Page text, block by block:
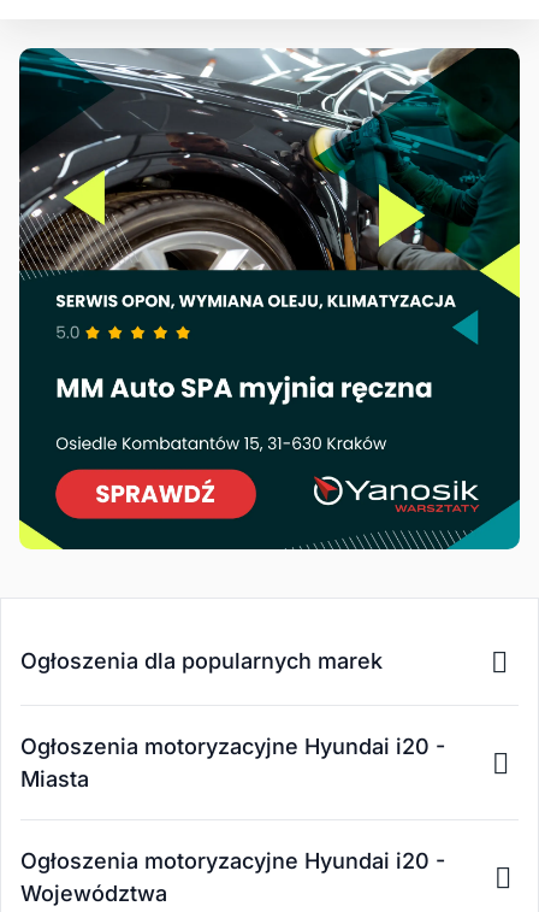
Ogłoszenia dla popularnych marek
Ogłoszenia motoryzacyjne Hyundai i20 -
Miasta
Ogłoszenia motoryzacyjne Hyundai i20 -
Województwa